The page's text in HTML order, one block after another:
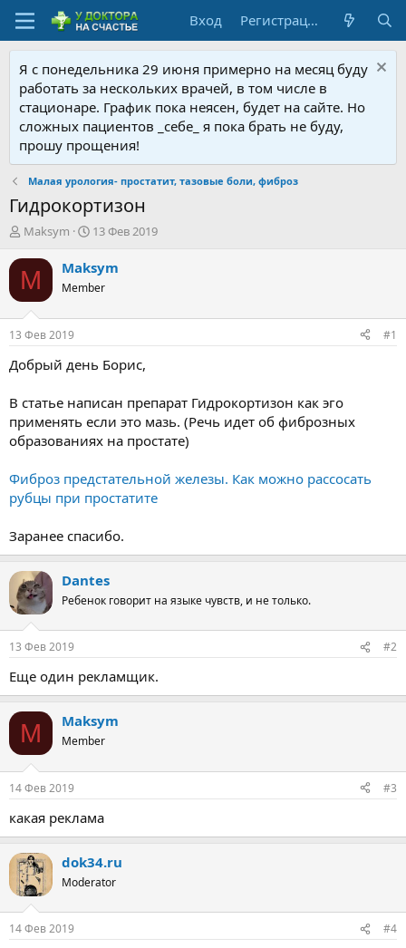
Вход Регистрация
Я с понедельника 29 июня примерно на месяц буду
работать за нескольких врачей, в том числе в
стационаре. График пока неясен, будет на сайте. Но
сложных пациентов _себе_ я пока брать не буду,
прошу прощения!
Малая урология- простатит, тазовые боли, фиброз
Гидрокортизон
А
т
о
т
е
м
ы
Maksym
Д
т
а
н
а
л
13 Фев 2019
M Maksym
Member
13 Фев 2019 #1
Добрый день Борис,
В статье написан препарат Гидрокортизон как эго
применять если это мазь. (Речь идет об фиброзных
образованиях на простате)
Фиброз предстательной железы. Как можно рассосать
рубцы при простатите
Заранее спасибо.
Dantes
Ребенок говорит на языке чувств, и не только.
13 Фев 2019 #2
Еще один рекламщик.
M Maksym
Member
14 Фев 2019 #3
какая реклама
dok34.ru
Moderator
14 Фев 2019 #4